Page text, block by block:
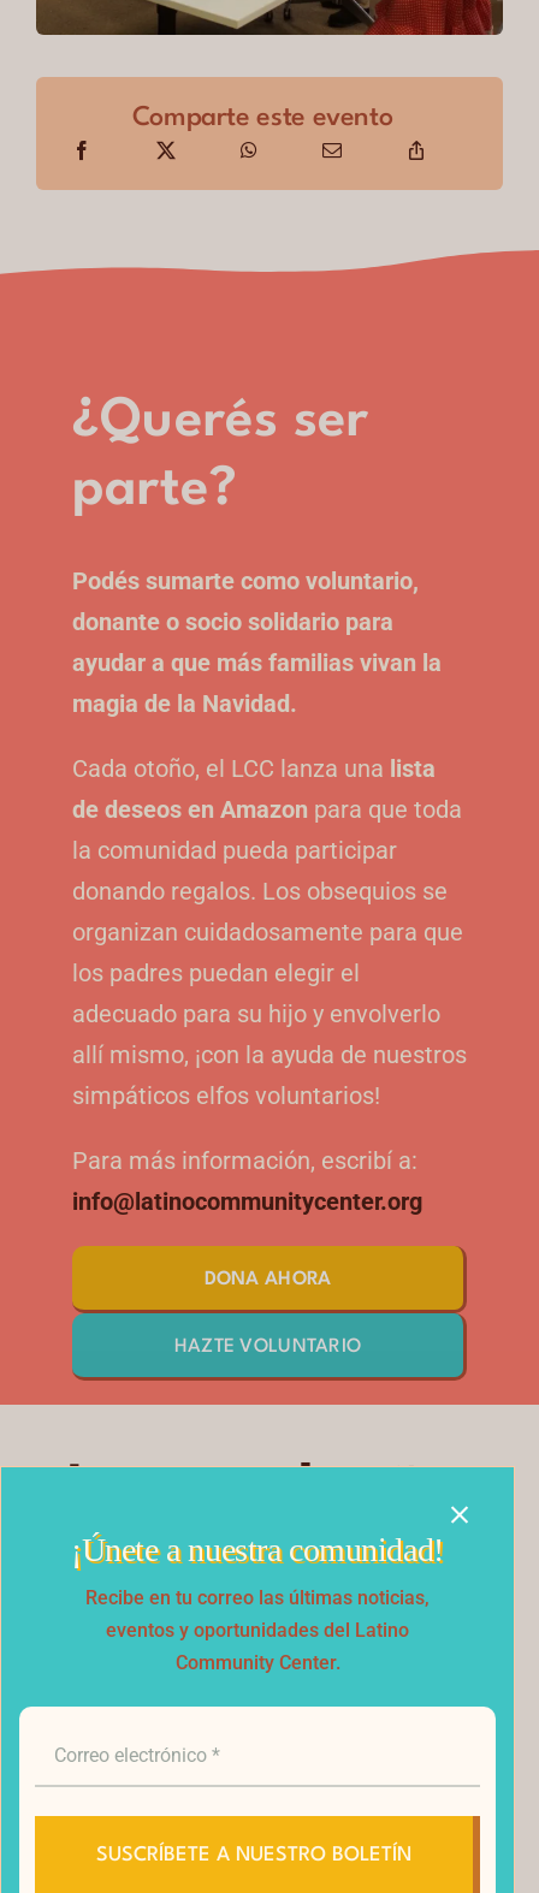
Comparte este evento
¿Querés ser
parte?
Podés sumarte como voluntario,
donante o socio solidario para
ayudar a que más familias vivan la
magia de la Navidad.
Cada otoño, el LCC lanza una lista
de deseos en Amazon para que toda
la comunidad pueda participar
donando regalos. Los obsequios se
organizan cuidadosamente para que
los padres puedan elegir el
adecuado para su hijo y envolverlo
allí mismo, ¡con la ayuda de nuestros
simpáticos elfos voluntarios!
Para más información, escribí a:
info@latinocommunitycenter.org
DONA AHORA
HAZTE VOLUNTARIO
anteriores
2023
119
¡Únete a nuestra comunidad!
Recibe en tu correo las últimas noticias,
eventos y oportunidades del Latino
Community Center.
SUSCRÍBETE A NUESTRO BOLETÍN